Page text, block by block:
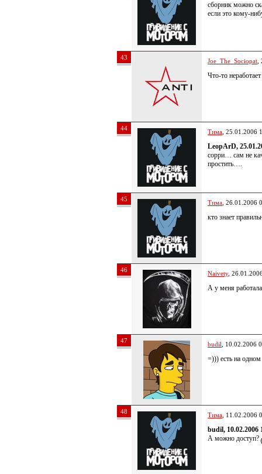
сборник можно
если это кому-
43 Joe_The_Sociopat
Что-то
44 Тима , 25.01.2006
LeopArD,
сорри… сам не
простить….
45 Тима , 26.01.2006
кто знает
46 Naivety,
А у меня
47 budil , 10.02.2006
=))) есть на
48 Тима , 11.02.2006
budil, 10.02.2006
А можно доступ?